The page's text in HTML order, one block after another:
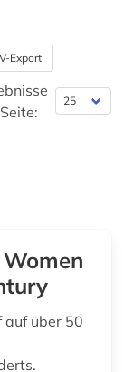
Export
auf über 50